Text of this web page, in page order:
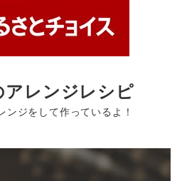
アレンジレシピ
ンジをして作っているよ！